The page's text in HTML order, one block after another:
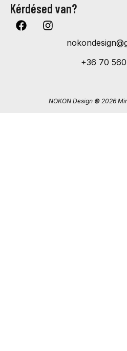
Kérdésed van?
+36 70
NOKON Design ©2026